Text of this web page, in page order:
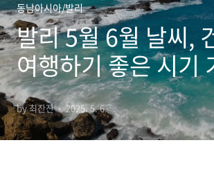
동남아시아/발리
발리 5월 6월 날씨,
여행하기 좋은 시기
수량 일교차
by 최잔잔 2025. 5. 6.